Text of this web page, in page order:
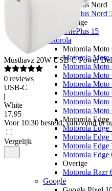
OnePlus Nord
OnePlus Nord
Overige
OnePlus 15
Motorola
Motorola Moto
Motorola Moto
Motorola Moto
Motorola Moto
Motorola Moto
Motorola Moto
Motorola Moto
Motorola Moto
Motorola Edge
Motorola Edge
Motorola Edge
Motorola Edge
Motorola Edge
Overige
Motorola Razr
Google
Musthavz 20W USB-C Power
0 reviews
USB-C
|
White
17,95
Voor 10:30 besteld, vanavond in
Vergelijk